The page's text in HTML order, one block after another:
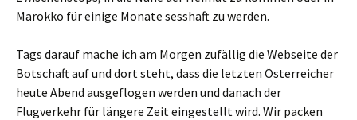
Marokko für einige Monate sesshaft zu werden.
Tags darauf mache ich am Morgen zufällig die Webseite der
Botschaft auf und dort steht, dass die letzten Österreicher
heute Abend ausgeflogen werden und danach der
Flugverkehr für längere Zeit eingestellt wird. Wir packen